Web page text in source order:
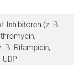
Inhibitoren (z. B.
B. Rifampicin,
UDP-